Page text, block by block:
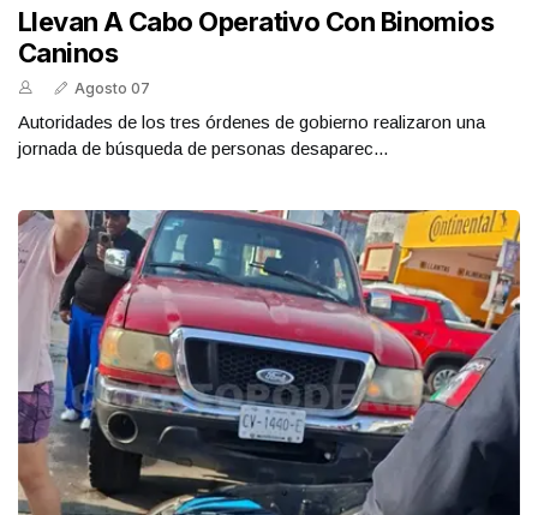
Llevan A Cabo Operativo Con Binomios
Caninos
Agosto 07
Autoridades de los tres órdenes de gobierno realizaron una
jornada de búsqueda de personas desaparec...